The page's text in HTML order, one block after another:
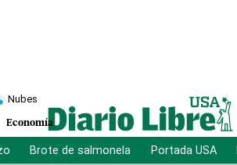
Nubes
Economía
Brote de salmonela Portada USA